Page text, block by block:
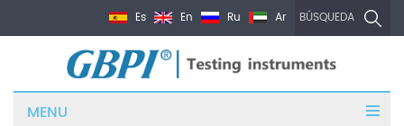
BÚSQUEDA
Es En Ru Ar
MENU